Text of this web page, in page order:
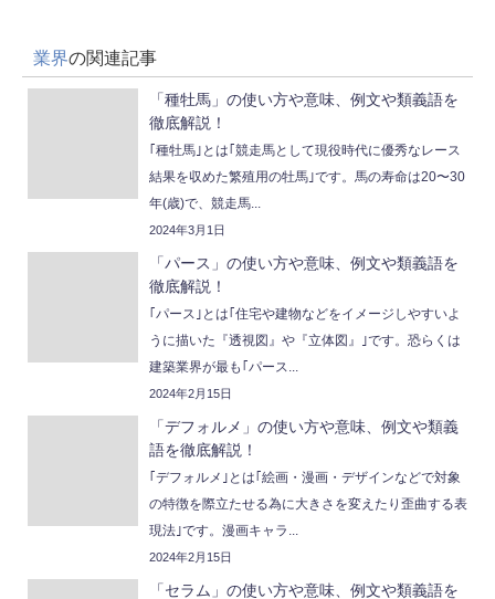
業界の関連記事
「種牡馬」の使い方や意味、例文や類義語を
徹底解説！
｢種牡馬｣とは｢競走馬として現役時代に優秀なレース
結果を収めた繁殖用の牡馬｣です。馬の寿命は20〜30
年(歳)で、競走馬...
2024年3月1日
「パース」の使い方や意味、例文や類義語を
徹底解説！
｢パース｣とは｢住宅や建物などをイメージしやすいよ
うに描いた『透視図』や『立体図』｣です。恐らくは
建築業界が最も｢パース...
2024年2月15日
「デフォルメ」の使い方や意味、例文や類義
語を徹底解説！
｢デフォルメ｣とは｢絵画・漫画・デザインなどで対象
の特徴を際立たせる為に大きさを変えたり歪曲する表
現法｣です。漫画キャラ...
2024年2月15日
「セラム」の使い方や意味、例文や類義語を